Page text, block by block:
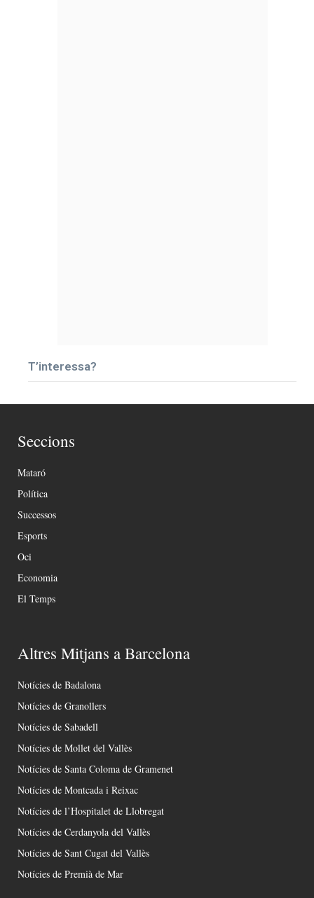
T’interessa?
Seccions
Mataró
Política
Successos
Esports
Oci
Economia
El Temps
Altres Mitjans a Barcelona
Notícies de Badalona
Notícies de Granollers
Notícies de Sabadell
Notícies de Mollet del Vallès
Notícies de Santa Coloma de Gramenet
Notícies de Montcada i Reixac
Notícies de l’Hospitalet de Llobregat
Notícies de Cerdanyola del Vallès
Notícies de Sant Cugat del Vallès
Notícies de Premià de Mar